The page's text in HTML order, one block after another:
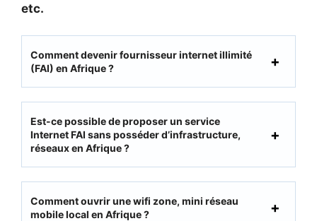
etc.
Comment devenir fournisseur internet illimité
(FAI) en Afrique ?
Est-ce possible de proposer un service
InternetFAI sans posséder d’infrastructure,
réseaux en Afrique?
Comment ouvrir une wifi zone, mini réseau
mobile local en Afrique ?